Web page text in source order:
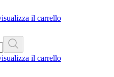
il carrello
il carrello